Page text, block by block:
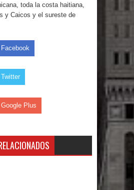
en masa para entrar a
de venta de alcohol
desde 2006 y exige ley del
LMD Víctor D´Aza
toda la costa haitiana,
y Caicos y el sureste de
Plus